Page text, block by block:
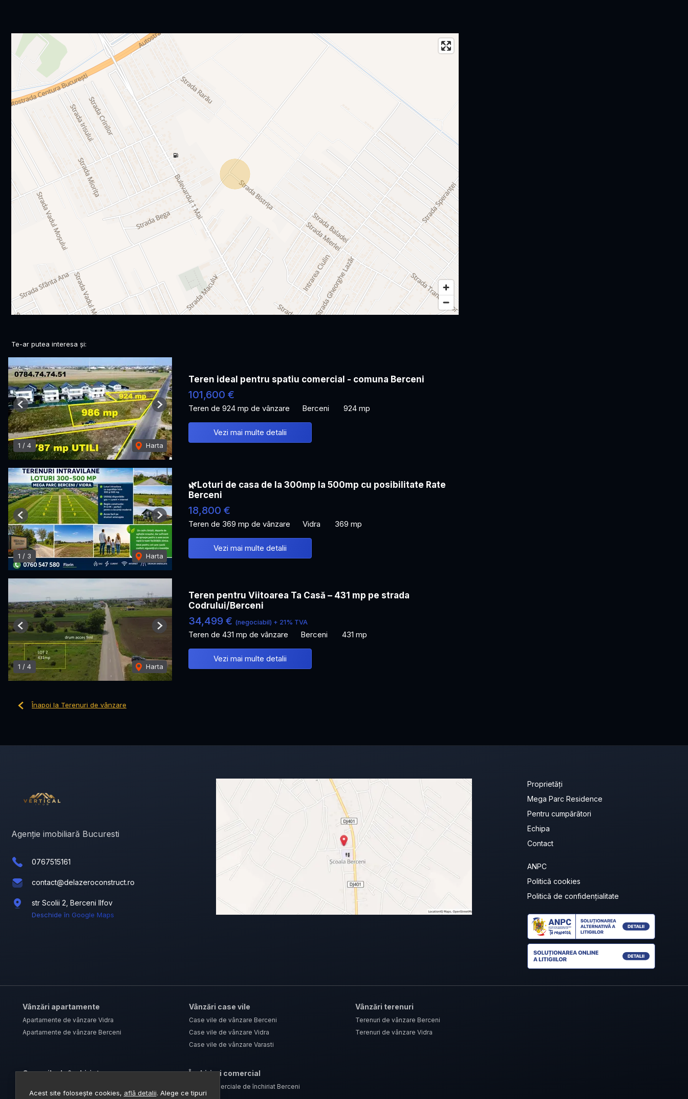
Te-ar putea interesa și:
1 / 4 Harta
Previous Next
Teren ideal pentru spatiu comercial - comuna Berceni
101,600 €
Teren de 924 mp de vânzare Berceni 924 mp
Vezi mai multe detalii
1 / 3 Harta
Previous Next
🌿Loturi de casa de la 300mp la 500mp cu posibilitate Rate
Berceni
18,800 €
Teren de 369 mp de vânzare Vidra 369 mp
Vezi mai multe detalii
1 / 4 Harta
Previous Next
Teren pentru Viitoarea Ta Casă – 431 mp pe strada
Codrului/Berceni
34,499 € (negociabil) + 21% TVA
Teren de 431 mp de vânzare Berceni 431 mp
Vezi mai multe detalii
Înapoi la Terenuri de vânzare
Agenție imobiliară Bucuresti
0767515161
contact@delazeroconstruct.ro
str Scolii 2, Berceni Ilfov
Deschide în Google Maps
Proprietăți
Mega Parc Residence
Pentru cumpărători
Echipa
Contact
ANPC
Politică cookies
Politică de confidențialitate
Vânzări apartamente
Apartamente de vânzare Vidra
Apartamente de vânzare Berceni
Vânzări case vile
Case vile de vânzare Berceni
Case vile de vânzare Vidra
Case vile de vânzare Varasti
Vânzări terenuri
Terenuri de vânzare Berceni
Terenuri de vânzare Vidra
Case vile de închiriat Închirieri comercial
Spații comerciale de închiriat Berceni
Acest site folosește cookies, află detalii. Alege ce tipuri